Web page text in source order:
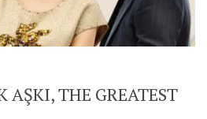
AŞKI, THE GREATEST